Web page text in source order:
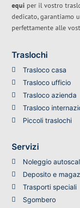
equi per il vostro
dedicato, garantiamo
perfettamente alle
Traslochi
Trasloco casa
Trasloco ufficio
Trasloco azienda
Trasloco
Piccoli traslochi
Servizi
Noleggio
Deposito e
Trasporti speciali
Sgombero